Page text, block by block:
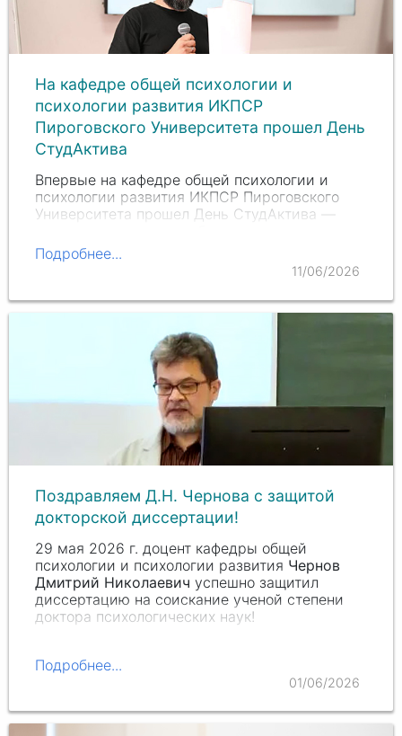
На кафедре общей психологии и
психологии развития ИКПСР
Пироговского Университета прошел День
СтудАктива
Впервые на кафедре общей психологии и
психологии развития ИКПСР Пироговского
Университета прошел День СтудАктива —
организованный при поддержке заведующего
кафедройВладислава Андреевича Сотникова
Подробнее...
11/06/2026
Поздравляем Д.Н. Чернова с защитой
докторской диссертации!
29 мая 2026 г. доцент кафедры общей
психологии и психологии развития Чернов
Дмитрий Николаевич успешно защитил
диссертацию на соискание ученой степени
доктора психологических наук!
Подробнее...
01/06/2026